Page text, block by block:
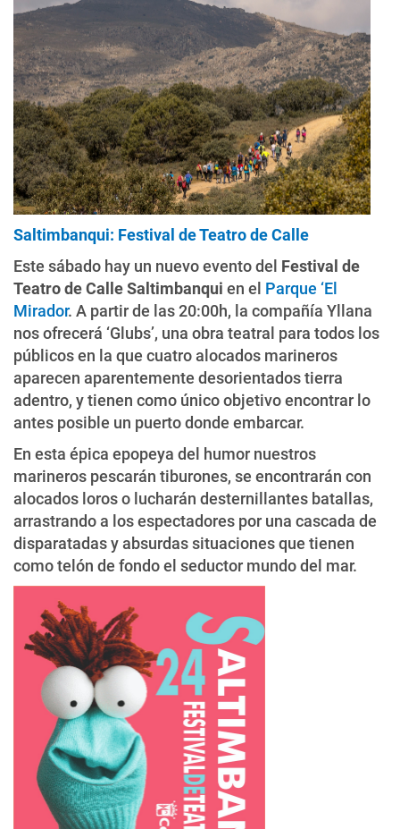
Saltimbanqui: Festival de Teatro de Calle
Este sábado hay un nuevo evento del Festival de
Teatro de Calle Saltimbanqui en el Parque ‘El
Mirador. A partir de las 20:00h, la compañía Yllana
nos ofrecerá ‘Glubs’, una obra teatral para todos los
públicos en la que cuatro alocados marineros
aparecen aparentemente desorientados tierra
adentro, y tienen como único objetivo encontrar lo
antes posible un puerto donde embarcar.
En esta épica epopeya del humor nuestros
marineros pescarán tiburones, se encontrarán con
alocados loros o lucharán desternillantes batallas,
arrastrando a los espectadores por una cascada de
disparatadas y absurdas situaciones que tienen
como telón de fondo el seductor mundo del mar.